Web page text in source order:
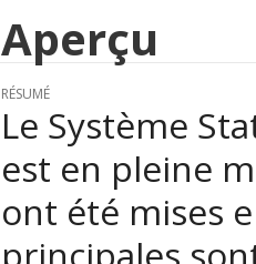
Aperçu
RÉSUMÉ
Le Système
est en pleine
ont été mises